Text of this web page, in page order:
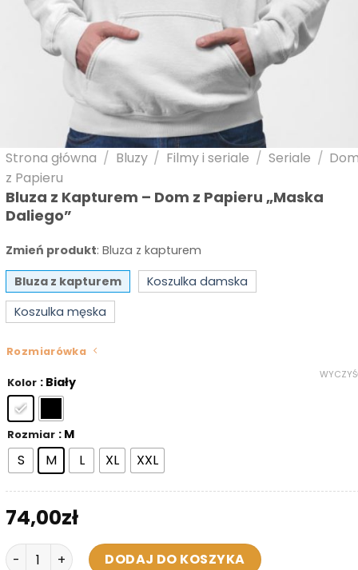
Strona główna / Bluzy / Filmy i seriale / Seriale /
z Papieru
Bluza z Kapturem – Dom z Papieru „Maska
Daliego”
Zmień produkt: Bluza z kapturem
Bluza z kapturem
Koszulka damska
Koszulka męska
Rozmiarówka
Kolor : Biały
Rozmiar : M
S M L XL XXL
74,00zł
ilość Bluza z Kapturem - Dom z Papieru "Maska Daliego"
DODAJ DO KOSZYKA